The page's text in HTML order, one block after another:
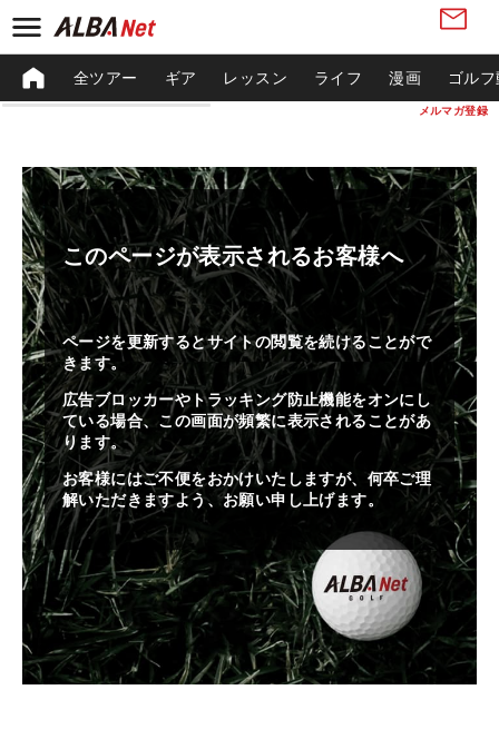
メルマガ登録
全ツアー ギア レッスン ライフ 漫画 ゴル
このページが表示されるお客様へ
ページを更新するとサイトの閲覧を続けることがで
きます。
広告ブロッカーやトラッキング防止機能をオンにし
ている場合、この画面が頻繁に表示されることがあ
ります。
お客様にはご不便をおかけいたしますが、何卒ご理
解いただきますよう、お願い申し上げます。